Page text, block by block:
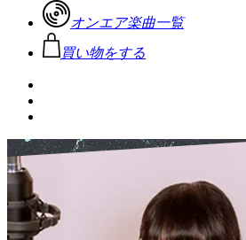
オンエア楽曲一覧
買い物をする